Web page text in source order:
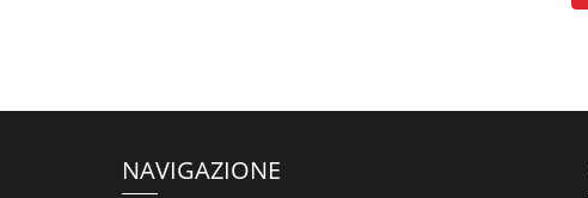
NAVIGAZIONE